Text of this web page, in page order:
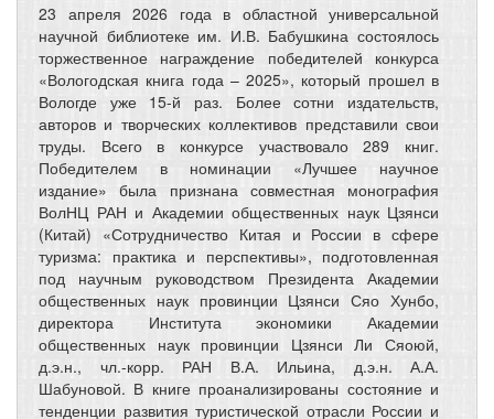
23 апреля 2026 года в областной универсальной
научной библиотеке им. И.В. Бабушкина состоялось
торжественное награждение победителей конкурса
«Вологодская книга года – 2025», который прошел в
Вологде уже 15-й раз. Более сотни издательств,
авторов и творческих коллективов представили свои
труды. Всего в конкурсе участвовало 289 книг.
Победителем в номинации «Лучшее научное
издание» была признана совместная монография
ВолНЦ РАН и Академии общественных наук Цзянси
(Китай) «Сотрудничество Китая и России в сфере
туризма: практика и перспективы», подготовленная
под научным руководством Президента Академии
общественных наук провинции Цзянси Сяо Хунбо,
директора Института экономики Академии
общественных наук провинции Цзянси Ли Сяоюй,
д.э.н., чл.-корр. РАН В.А. Ильина, д.э.н. А.А.
Шабуновой. В книге проанализированы состояние и
тенденции развития туристической отрасли России и